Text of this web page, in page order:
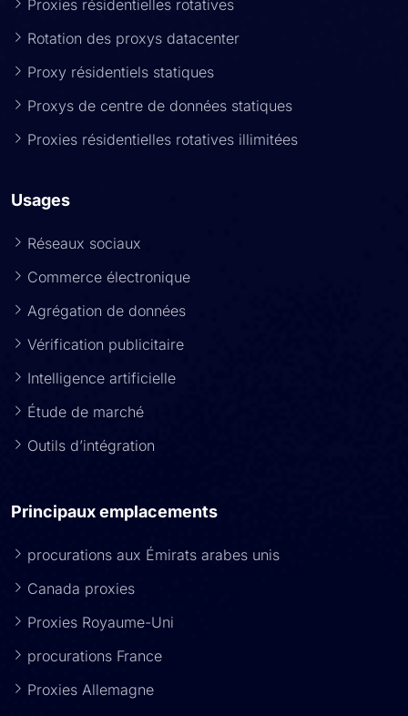
Proxies résidentielles rotatives
Rotation des proxys datacenter
Proxy résidentiels statiques
Proxys de centre de données statiques
Proxies résidentielles rotatives illimitées
Usages
Réseaux sociaux
Commerce électronique
Agrégation de données
Vérification publicitaire
Intelligence artificielle
Étude de marché
Outils d’intégration
Principaux emplacements
procurations aux Émirats arabes unis
Canada proxies
Proxies Royaume-Uni
procurations France
Proxies Allemagne